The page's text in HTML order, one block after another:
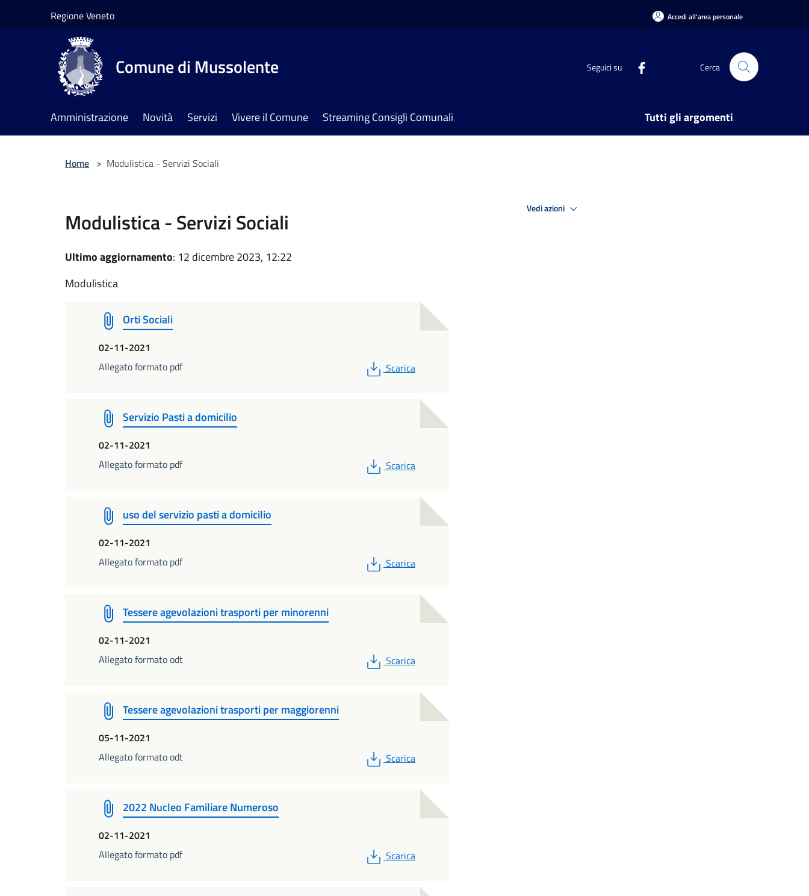
Regione Veneto Accedi all'area personale
Comune di Mussolente Seguici su Cerca
Amministrazione Novità Servizi Vivere il Comune Streaming Consigli Comunali Tutti gli argomenti
Home > Modulistica - Servizi Sociali
Modulistica - Servizi Sociali
Ultimo aggiornamento: 12 dicembre 2023, 12:22
Modulistica
Orti Sociali
02-11-2021
Allegato formato pdf
PDF
Scarica
Servizio Pasti a domicilio
02-11-2021
Allegato formato pdf
PDF
Scarica
uso del servizio pasti a domicilio
02-11-2021
Allegato formato pdf
PDF
Scarica
Tessere agevolazioni trasporti per minorenni
02-11-2021
Allegato formato odt
PDF
Scarica
Tessere agevolazioni trasporti per maggiorenni
05-11-2021
Allegato formato odt
PDF
Scarica
2022 Nucleo Familiare Numeroso
02-11-2021
Allegato formato pdf
PDF
Scarica
Vedi azioni